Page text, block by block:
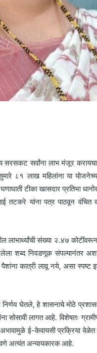
सरसकट सर्वांना लाभ मंजूर
८१ लाख महिलांना या
टीका खासदार प्रतिभा
तटकरे यांना पत्र पाठवून वंचित
लाभार्थ्यांची संख्या २.४७
शब्द निवडणूक संपल्यानंतर
कात्री लावू नये, असा स्पष्ट
निर्णय घेतले, हे शासनाचे मोठे
सोसावी लागत आहे. विशेषतः
ई-केवायसी प्रक्रिया
अत्यंत अन्यायकारक आहे.